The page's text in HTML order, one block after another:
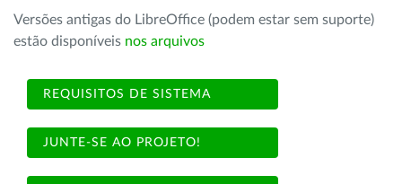
Versões antigas do LibreOffice (podem estar sem suporte)
estão disponíveis nos arquivos
REQUISITOS DE SISTEMA
JUNTE-SE AO PROJETO!